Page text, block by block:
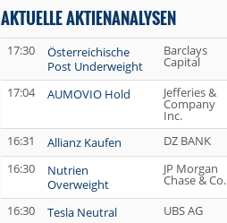
AKTUELLE AKTIENANALYSEN
17:30
Österreichische
Post Underweight
Barclays
Capital
17:04
AUMOVIO Hold Jefferies &
Company
Inc.
16:31
Allianz Kaufen
DZ BANK
16:30
Nutrien
Overweight
JP Morgan
Chase & Co.
16:30
Tesla Neutral
UBS AG